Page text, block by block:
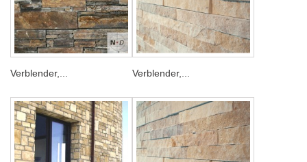
Verblender,... Verblender,...